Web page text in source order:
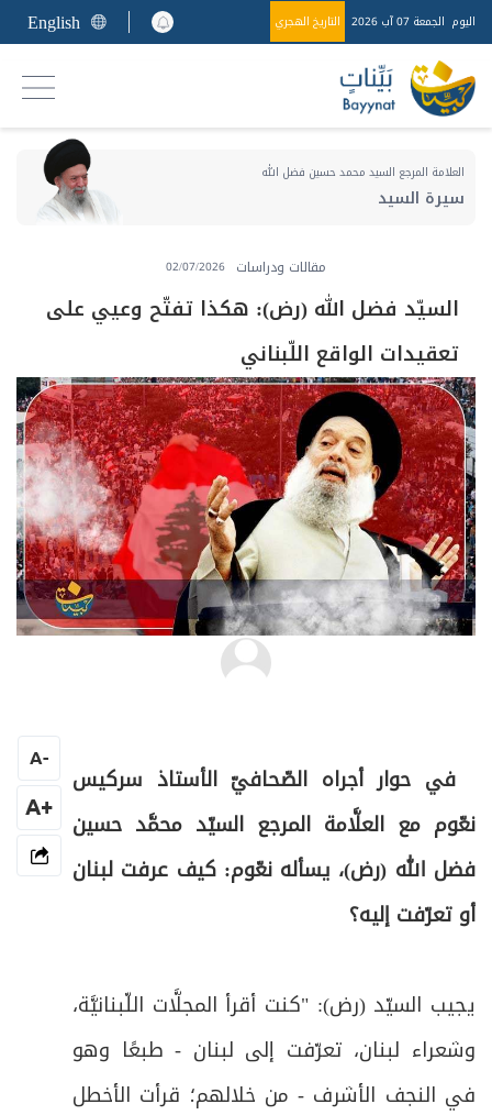
اليوم الجمعة 07 آب 2026 التاريخ الهجري English
العلامة المرجع السيد محمد حسين فضل الله
سيرة السيد
مقالات ودراسات 02/07/2026
السيّد فضل الله (رض): هكذا تفتّح وعيي على
تعقيدات الواقع اللّبناني
في حوار أجراه الصّحافيّ الأستاذ سركيس
نعّوم مع العلَّامة المرجع السيّد محمَّد حسين
فضل الله (رض)، يسأله نعّوم: كيف عرفت لبنان
أو تعرّفت إليه؟
يجيب السيّد (رض): "كنت أقرأ المجلَّات اللّبنانيَّة،
وشعراء لبنان، تعرّفت إلى لبنان - طبعًا وهو
في النجف الأشرف - من خلالهم؛ قرأت الأخطل
-
A
+A